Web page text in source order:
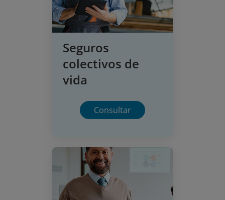
Seguros
colectivos de
vida
Consultar